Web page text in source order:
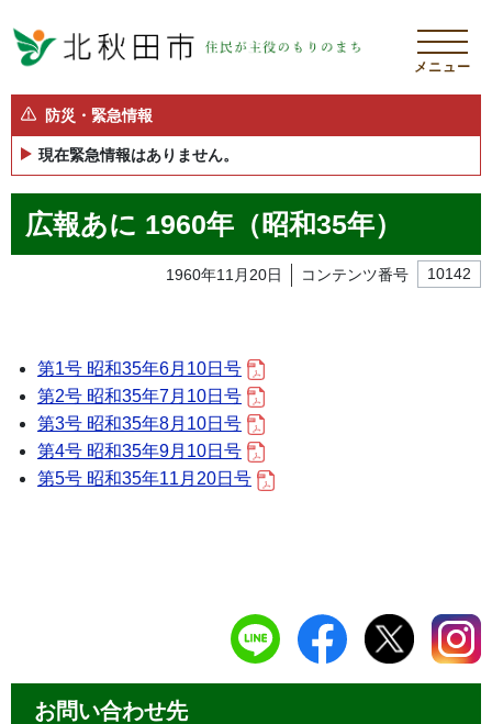
メニュー
防災・緊急情報
現在緊急情報はありません。
広報あに 1960年（昭和35年）
1960年11月20日 コンテンツ番号 10142
第1号 昭和35年6月10日号
第2号 昭和35年7月10日号
第3号 昭和35年8月10日号
第4号 昭和35年9月10日号
第5号 昭和35年11月20日号
お問い合わせ先